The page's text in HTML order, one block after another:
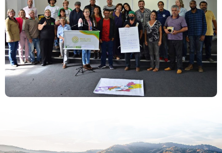
Reunião De Mobilização Dos Empreendimentos
Da Agricultura Familiar Acontece No Rio De
Janeiro